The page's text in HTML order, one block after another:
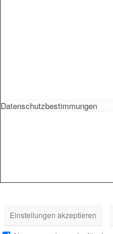
Datenschutzbestimmungen
Einstellungen akzeptieren